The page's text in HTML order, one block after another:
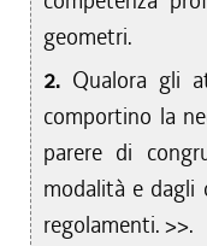
geometri.
2. Qualora gli
comportino la
parere di
modalità e dagli
regolamenti. >>.